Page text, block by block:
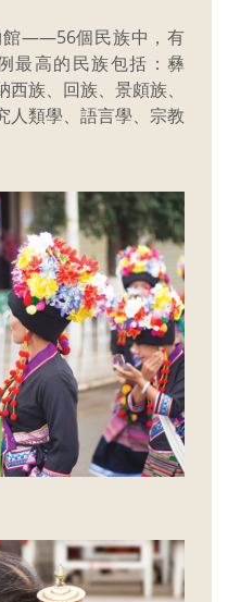
館——56個民族中，有
最高的民族包括：彝
族、回族、景頗族、
人類學、語言學、宗教